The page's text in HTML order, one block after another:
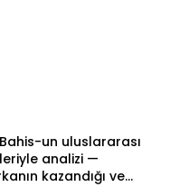
un uluslararası
analizi —
kazandığı ve